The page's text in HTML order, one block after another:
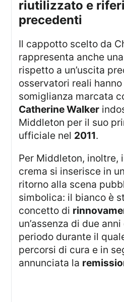
riutilizzato e
precedenti
Il cappotto scelto da Charlotte
rappresenta anche una
rispetto a un’uscita
osservatori reali
somiglianza marcata
Catherine Walker
Middleton per il suo
ufficiale nel 2011.
Per Middleton, inoltre, il passaggio al
crema si inserisce in
ritorno alla scena
simbolica: il bianco è
concetto di
un’assenza di due
periodo durante il
percorsi di cura e in
annunciata la